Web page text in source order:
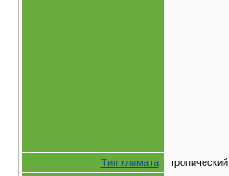
Тип климата
тропический